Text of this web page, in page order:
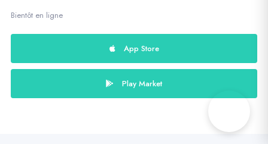
Bientôt en ligne
App Store
Play Market